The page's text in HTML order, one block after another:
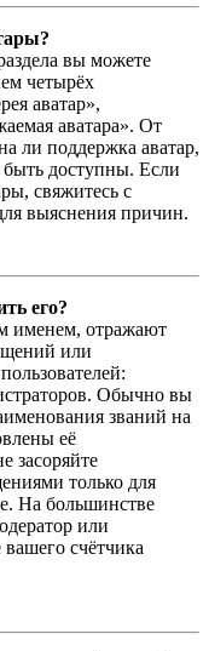
вы можете
четырёх
аватар»,
аватара». От
ли поддержка аватар,
быть доступны. Если
свяжитесь с
выяснения причин.
его?
именем, отражают
или
Обычно вы
званий на
её
засоряйте
только для
На большинстве
или
счётчика